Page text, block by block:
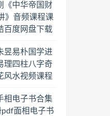
学习
《中华帝国财
》音频课程课
百度网盘下载
昱易朴国学进
理四柱八字奇
风水视频课程
相电子书合集
pdf面相电子书